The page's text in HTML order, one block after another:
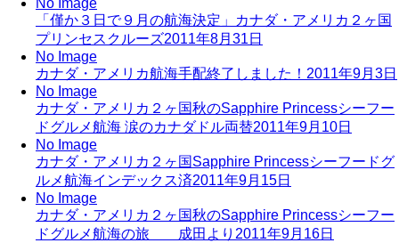
No Image
「僅か３日で９月の航海決定」カナダ・アメリカ２ヶ国
プリンセスクルーズ2011年8月31日
No Image
カナダ・アメリカ航海手配終了しました！ 2011年9月3日
No Image
カナダ・アメリカ２ヶ国秋のSapphire Princessシーフー
ドグルメ航海 涙のカナダドル両替2011年9月10日
No Image
カナダ・アメリカ２ヶ国Sapphire Princessシーフードグ
ルメ航海インデックス済2011年9月15日
No Image
カナダ・アメリカ２ヶ国秋のSapphire Princessシーフー
ドグルメ航海の旅 成田より 2011年9月16日